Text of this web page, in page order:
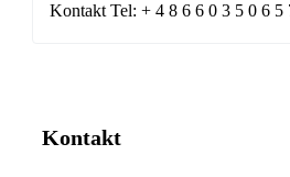
Kontakt Tel: + 4 8 6 6 0 3 5 0 6 5
Kontakt